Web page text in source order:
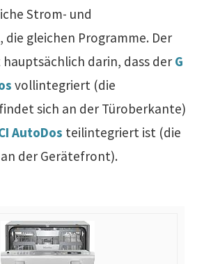
Strom- und
die gleichen Programme. Der
darin, dass der G
vollintegriert (die
sich an der Türoberkante)
AutoDos teilintegriert ist (die
der Gerätefront).